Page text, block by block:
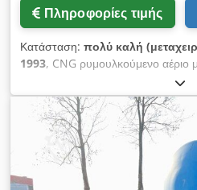
Πληροφορίες τιμής
Κατάσταση: πολύ καλή
1993, CNG ρυμουλκούμενο αέριο
bar Κατασκευαστής: SAMRO
Abfsf Απόβαρο: 6900 kg Έχουμε
LIN, LOX, LAR, LNG και CO2,
διοξείδιο του άνθρακα,
κάνουμε μια προσφορά ή να σας
πληροφορίες σχετικά με άλλα
μαζί μας μέσω τηλεφώνου ή email.